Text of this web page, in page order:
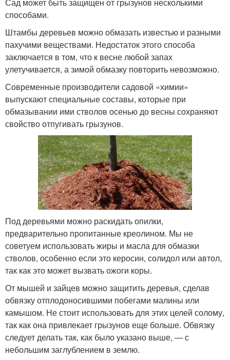
способами.
Штамбы деревьев можно обмазать известью и разными
пахучими веществами. Недостаток этого способа
заключается в том, что к весне любой запах
улетучивается, а зимой обмазку повторить невозможно.
Современные производители садовой «химии»
выпускают специальные составы, которые при
обмазывании ими стволов осенью до весны сохраняют
свойство отпугивать грызунов.
Под деревьями можно раскидать опилки,
предварительно пропитанные креолином. Мы не
советуем использовать жиры и масла для обмазки
стволов, особенно если это керосин, солидол или автол,
так как это может вызвать ожоги коры.
От мышей и зайцев можно защитить деревья, сделав
обвязку отплодоносившими побегами малины или
камышом. Не стоит использовать для этих целей солому,
так как она привлекает грызунов еще больше. Обвязку
следует делать так, как было указано выше, — с
небольшим заглублением в землю.